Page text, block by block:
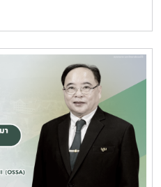
University ผ่าน
สนอกรณีศึกษาการประยุกต์ใช้
รวมถึงกิจกรรม Forum-to-
ชิงนโยบายและแผนปฏิบัติการใน
นาคตการเข้าร่วมประชุมในครั้ง
งการเปลี่ยนแปลงของการ
งค์ความรู้และสร้างความร่วม
าทั่วประเทศ เพื่อร่วมกันพัฒนา
ลี่ยนแปลงของโลกยุคดิจิทัล และ
จ้าภาพพระพิธีธรรมสวดพระ
ะที่นั่งดุสิตมหาปราสาท
ถวายบังคมพระศพสมเด็จ
า นเรนทิราเทพยวดี กรมหลวง
ดา ณ พระที่นั่งพิมานรัตยา
ธีในครั้งนี้ นับเป็นพระ
ม่อมแก่คณะผู้บริหาร
ะบุคลากร มหาวิทยาลัยแม่โจ้ที่ได้
วามอาลัยและน้อมรำลึกในพระ